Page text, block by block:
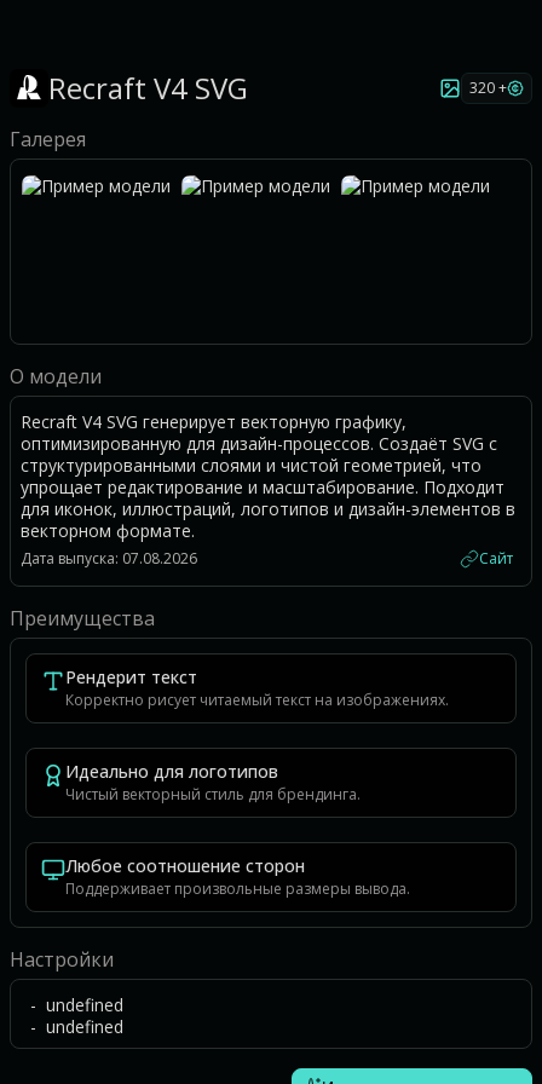
Recraft V4 SVG 320 +
Галерея
О модели
Recraft V4 SVG генерирует векторную графику,
оптимизированную для дизайн-процессов. Создаёт SVG с
структурированными слоями и чистой геометрией, что
упрощает редактирование и масштабирование. Подходит
для иконок, иллюстраций, логотипов и дизайн-элементов в
векторном формате.
Дата выпуска: 07.08.2026 Сайт
Преимущества
Рендерит текст
Корректно рисует читаемый текст на изображениях.
Идеально для логотипов
Чистый векторный стиль для брендинга.
Любое соотношение сторон
Поддерживает произвольные размеры вывода.
Настройки
- undefined
- undefined